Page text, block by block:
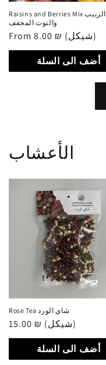
Raisins and Berries Mix مزيج الزبيب
والتوت المجفف
Regular
price
From 8.00 ₪ (شيكل)
أضف الى السلة
الأعشاب
Rose Tea شاي الورد
Regular
price
15.00 ₪ (شيكل)
أضف الى السلة